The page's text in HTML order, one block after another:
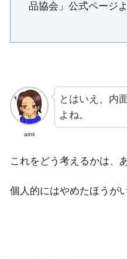
品協会」公式ページ
aimi
とはいえ、内
よね。
これをどう考えるかは、
個人的にはやめたほうが